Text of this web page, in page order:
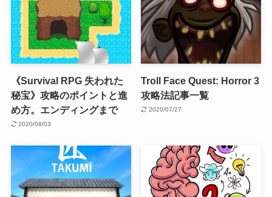
《Survival RPG 失われた
秘宝》攻略のポイントと進
め方。エンディングまで
2020/08/03
Troll Face Quest: Horror 3
攻略法記事一覧
2020/07/27